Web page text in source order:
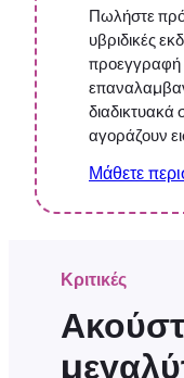
Πωλήστε
υβριδικές
προεγγραφή
διαδικτυακά
αγοράζουν
Μάθετε
Κριτικές